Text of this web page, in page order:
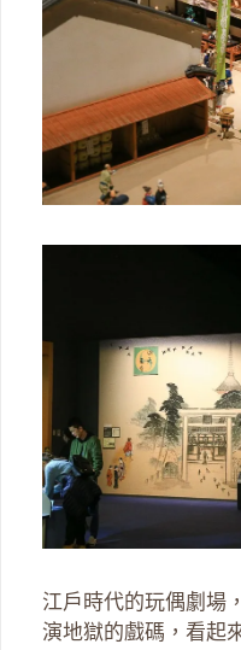
江戶時代的玩偶劇場
演地獄的戲碼，看起